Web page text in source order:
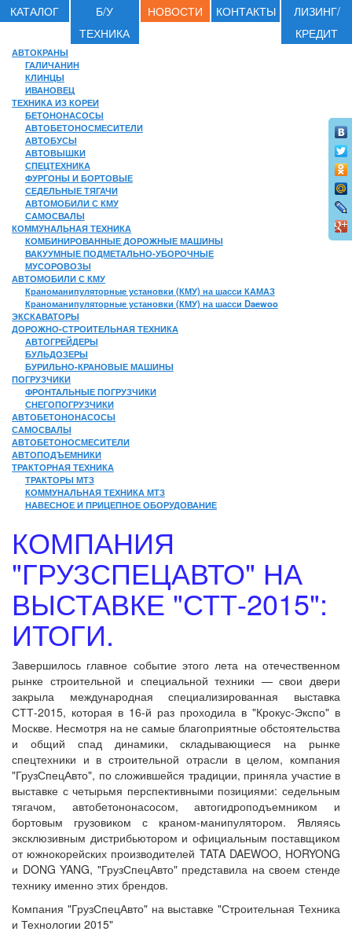
КАТАЛОГ
Б/У
ТЕХНИКА
НОВОСТИ КОНТАКТЫ
ЛИЗИНГ/
КРЕДИТ
АВТОКРАНЫ
ГАЛИЧАНИН
КЛИНЦЫ
ИВАНОВЕЦ
ТЕХНИКА ИЗ КОРЕИ
БЕТОНОНАСОСЫ
АВТОБЕТОНОСМЕСИТЕЛИ
АВТОБУСЫ
АВТОВЫШКИ
СПЕЦТЕХНИКА
ФУРГОНЫ И БОРТОВЫЕ
СЕДЕЛЬНЫЕ ТЯГАЧИ
АВТОМОБИЛИ С КМУ
САМОСВАЛЫ
КОММУНАЛЬНАЯ ТЕХНИКА
КОМБИНИРОВАННЫЕ ДОРОЖНЫЕ МАШИНЫ
ВАКУУМНЫЕ ПОДМЕТАЛЬНО-УБОРОЧНЫЕ
МУСОРОВОЗЫ
АВТОМОБИЛИ С КМУ
Краноманипуляторные установки (КМУ) на шасси КАМАЗ
Краноманипуляторные установки (КМУ) на шасси Daewoo
ЭКСКАВАТОРЫ
ДОРОЖНО-СТРОИТЕЛЬНАЯ ТЕХНИКА
АВТОГРЕЙДЕРЫ
БУЛЬДОЗЕРЫ
БУРИЛЬНО-КРАНОВЫЕ МАШИНЫ
ПОГРУЗЧИКИ
ФРОНТАЛЬНЫЕ ПОГРУЗЧИКИ
СНЕГОПОГРУЗЧИКИ
АВТОБЕТОНОНАСОСЫ
САМОСВАЛЫ
АВТОБЕТОНОСМЕСИТЕЛИ
АВТОПОДЪЕМНИКИ
ТРАКТОРНАЯ ТЕХНИКА
ТРАКТОРЫ МТЗ
КОММУНАЛЬНАЯ ТЕХНИКА МТЗ
НАВЕСНОЕ И ПРИЦЕПНОЕ ОБОРУДОВАНИЕ
КОМПАНИЯ
"ГРУЗСПЕЦАВТО" НА
ВЫСТАВКЕ "СТТ-2015":
ИТОГИ.
Завершилось главное событие этого лета на отечественном
рынке строительной и специальной техники — свои двери
закрыла международная специализированная выставка
СТТ-2015, которая в 16-й раз проходила в "Крокус-Экспо" в
Москве. Несмотря на не самые благоприятные обстоятельства
и общий спад динамики, складывающиеся на рынке
спецтехники и в строительной отрасли в целом, компания
"ГрузСпецАвто", по сложившейся традиции, приняла участие в
выставке с четырьмя перспективными позициями: седельным
тягачом, автобетононасосом, автогидроподъемником и
бортовым грузовиком с краном-манипулятором. Являясь
эксклюзивным дистрибьютором и официальным поставщиком
от южнокорейских производителей TATA DAEWOO, HORYONG
и DONG YANG, "ГрузСпецАвто" представила на своем стенде
технику именно этих брендов.
Компания "ГрузСпецАвто" на выставке "Строительная Техника
и Технологии 2015"